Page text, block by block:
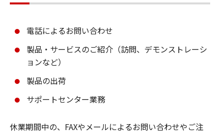
電話によるお問い合わせ
製品・サービスのご紹介（訪問、デモンストレーシ
ョンなど）
製品の出荷
サポートセンター業務
休業期間中の、FAXやメールによるお問い合わせやご注